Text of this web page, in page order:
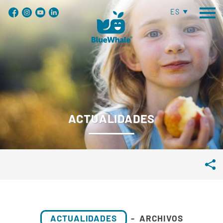
ES
ACTUALIDADES
ACTUALIDADES - ARCHIVOS